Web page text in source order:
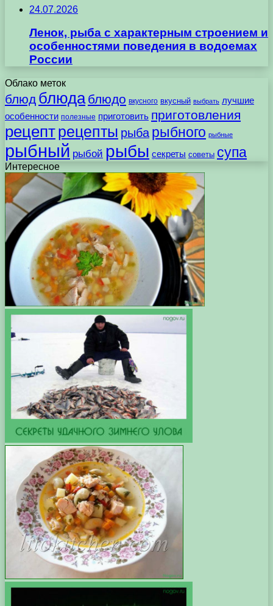
24.07.2026
Ленок, рыба с характерным строением и
особенностями поведения в водоемах
России
Облако меток
блюд блюда блюдо вкусного вкусный выбрать лучшие
особенности полезные приготовить приготовления
рецептрецепты рыба рыбного рыбные
рыбный рыбой рыбы секреты советы супа
Интересное